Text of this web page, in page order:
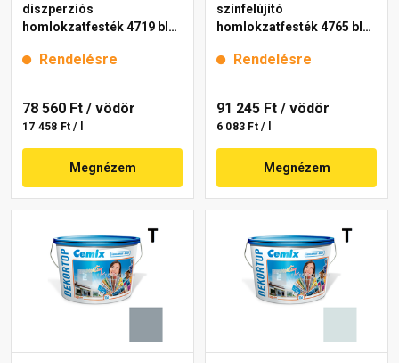
diszperziós
homlokzatfesték 4719 blue
Rendelésre
78 560 Ft / vödör
17 458 Ft / l
Megnézem
színfelújító
homlokzatfesték 4765 blue
Rendelésre
91 245 Ft / vödör
6 083 Ft / l
Megnézem